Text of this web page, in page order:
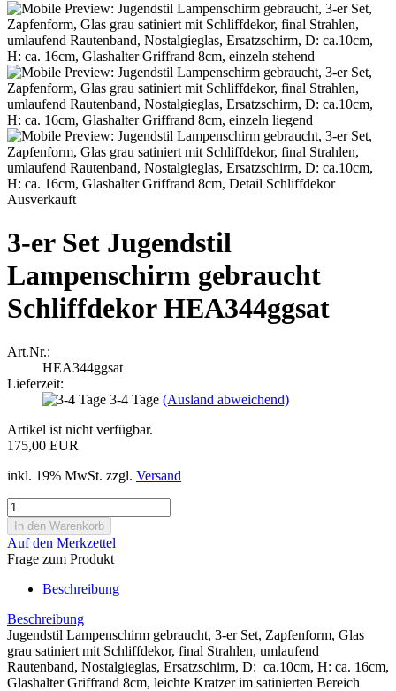
Ausverkauft
3-er Set Jugendstil
Lampenschirm gebraucht
Schliffdekor HEA344ggsat
Art.Nr.:
HEA344ggsat
Lieferzeit:
3-4 Tage (Ausland abweichend)
Artikel ist nicht verfügbar.
175,00 EUR
inkl. 19% MwSt. zzgl. Versand
Auf den Merkzettel
Frage zum Produkt
Beschreibung
Beschreibung
Jugendstil Lampenschirm gebraucht, 3-er Set, Zapfenform, Glas
grau satiniert mit Schliffdekor, final Strahlen, umlaufend
Rautenband, Nostalgieglas, Ersatzschirm, D: ca.10cm, H: ca. 16cm,
Glashalter Griffrand 8cm, leichte Kratzer im satinierten Bereich